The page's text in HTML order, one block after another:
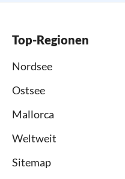
Top-Regionen
Nordsee
Ostsee
Mallorca
Weltweit
Sitemap